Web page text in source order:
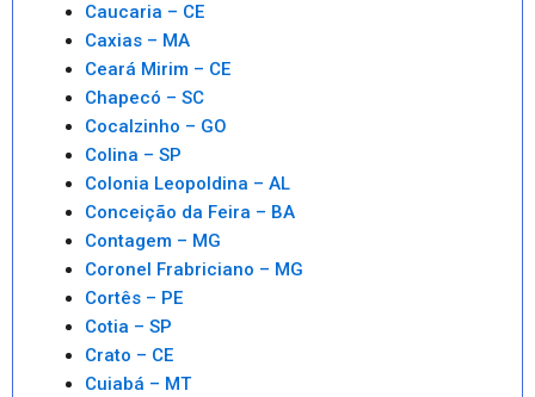
Caucaria – CE
Caxias – MA
Ceará Mirim – CE
Chapecó – SC
Cocalzinho – GO
Colina – SP
Colonia Leopoldina – AL
Conceição da Feira – BA
Contagem – MG
Coronel Frabriciano – MG
Cortês – PE
Cotia – SP
Crato – CE
Cuiabá – MT